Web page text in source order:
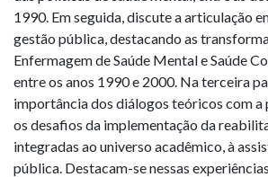
1990. Em seguida, discute a articulação
gestão pública, destacando as
Enfermagem de Saúde Mental e Saúde
entre os anos 1990 e 2000. Na terceira
importância dos diálogos teóricos com
os desafios da implementação da
integradas ao universo acadêmico, à
pública. Destacam-se nessas